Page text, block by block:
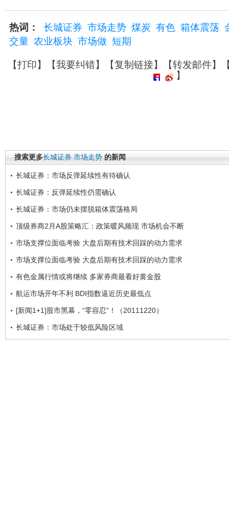
热词： 长城证券 市场走势 煤炭 有色 箱体震荡
交量 农业板块 市场做 短期
【打印】【我要纠错】【复制链接】【转发邮件】
】
搜索更多长城证券 市场走势 的新闻
长城证券：市场反弹延续性有待确认
长城证券：反弹延续性仍需确认
长城证券：市场仍未摆脱箱体震荡格局
顶级券商2月A股策略汇：政策暖风频现 市场机会不断
市场支撑位面临考验 大盘后期有技术回踩的动力需求
市场支撑位面临考验 大盘后期有技术回踩的动力需求
有色金属行情或将继续 多家券商最看好黄金股
航运市场开年不利 BDI指数逼近历史最低点
[新闻1+1]股市黑幕，“零容忍”！（20111220）
长城证券：市场处于较低风险区域